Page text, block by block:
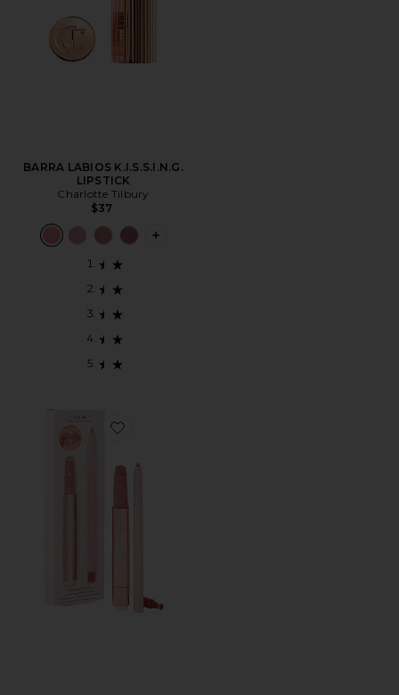
BARRA LABIOS K.I.S.S.I.N.G.
LIPSTICK
Charlotte Tilbury
$37
PLUS ICON TO SEE MORE OPTIONS
Favorite DÚO DE LABIOS Y DELINEADOR